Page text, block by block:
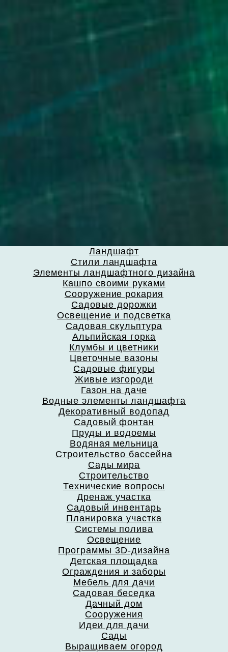
Ландшафт
Стили ландшафта
Элементы ландшафтного дизайна
Кашпо своими руками
Сооружение рокария
Садовые дорожки
Освещение и подсветка
Садовая скульптура
Альпийская горка
Клумбы и цветники
Цветочные вазоны
Садовые фигуры
Живые изгороди
Газон на даче
Водные элементы ландшафта
Декоративный водопад
Садовый фонтан
Пруды и водоемы
Водяная мельница
Строительство бассейна
Сады мира
Строительство
Технические вопросы
Дренаж участка
Садовый инвентарь
Планировка участка
Системы полива
Освещение
Программы 3D-дизайна
Детская площадка
Ограждения и заборы
Мебель для дачи
Садовая беседка
Дачный дом
Сооружения
Идеи для дачи
Сады
Выращиваем огород